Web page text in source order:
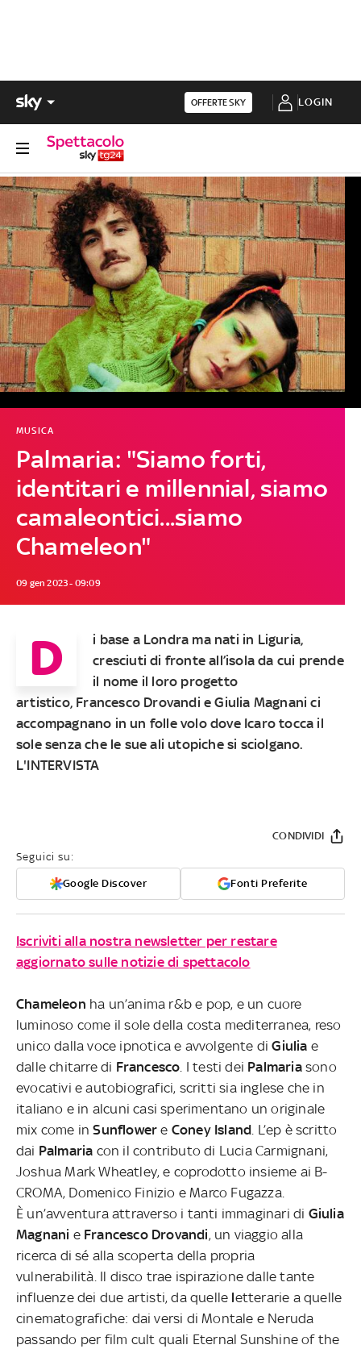
OFFERTE SKY LOGIN
Palmaria: "Siamo forti,
identitari e millennial, siamo
camaleontici...siamo
Chameleon"
MUSICA
09 gen 2023 - 09:09
D
i base a Londra ma nati in Liguria,
cresciuti di fronte all’isola da cui prende
il nome il loro progetto
artistico, Francesco Drovandie Giulia Magnani ci
accompagnano in un folle volo dove Icaro tocca il
sole senza che le sue ali utopiche si sciolgano.
L'INTERVISTA
Seguici su:
Google Discover Fonti Preferite
CONDIVIDI
Iscriviti alla nostra newsletter per restare
aggiornato sulle notizie di spettacolo
Chameleon ha un’anima r&b e pop, e un cuore
luminoso come il sole della costa mediterranea, reso
unico dalla voce ipnotica e avvolgente diGiulia e
dalle chitarre di Francesco. I testi dei Palmariasono
evocativi e autobiografici, scritti sia inglese che in
italiano e in alcuni casi sperimentano un originale
mix come inSunflowere Coney Island. L’ep è scritto
dai Palmaria con il contributo di Lucia Carmignani,
Joshua Mark Wheatley, e coprodotto insieme ai B-
CROMA, Domenico Finizio e Marco Fugazza.
È un’avventura attraverso i tanti immaginari di Giulia
Magnani eFrancesco Drovandi, un viaggio alla
ricerca di sé alla scoperta della propria
vulnerabilità. Il disco trae ispirazione dalle tante
influenze dei due artisti, da quelle letterarie a quelle
cinematografiche: dai versi di Montale e Neruda
passando per film cult quali Eternal Sunshine of the